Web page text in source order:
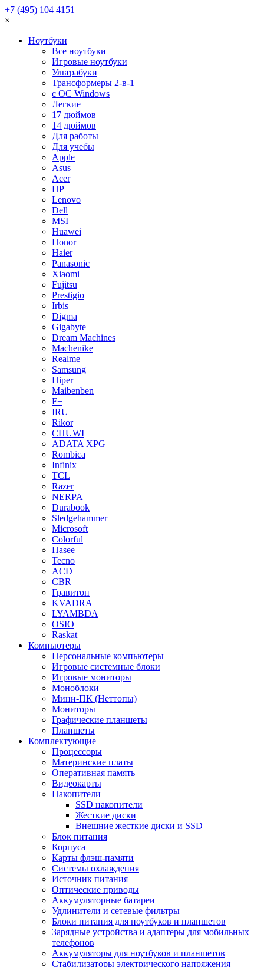
+7 (495) 104 4151
×
Ноутбуки
Все ноутбуки
Игровые ноутбуки
Ультрабуки
Трансформеры 2-в-1
с ОС Windows
Легкие
17 дюймов
14 дюймов
Для работы
Для учебы
Apple
Asus
Acer
HP
Lenovo
Dell
MSI
Huawei
Honor
Haier
Panasonic
Xiaomi
Fujitsu
Prestigio
Irbis
Digma
Gigabyte
Dream Machines
Machenike
Realme
Samsung
Hiper
Maibenben
F+
IRU
Rikor
CHUWI
ADATA XPG
Rombica
Infinix
TCL
Razer
NERPA
Durabook
Sledgehammer
Microsoft
Colorful
Hasee
Tecno
ACD
CBR
Гравитон
KVADRA
LYAMBDA
OSIO
Raskat
Компьютеры
Персональные компьютеры
Игровые системные блоки
Игровые мониторы
Моноблоки
Мини-ПК (Неттопы)
Мониторы
Графические планшеты
Планшеты
Комплектующие
Процессоры
Материнские платы
Оперативная память
Видеокарты
Накопители
SSD накопители
Жесткие диски
Внешние жесткие диски и SSD
Блок питания
Корпуса
Карты флэш-памяти
Системы охлаждения
Источник питания
Оптические приводы
Аккумуляторные батареи
Удлинители и сетевые фильтры
Блоки питания для ноутбуков и планшетов
Зарядные устройства и адаптеры для мобильных
телефонов
Аккумуляторы для ноутбуков и планшетов
Стабилизаторы электрического напряжения